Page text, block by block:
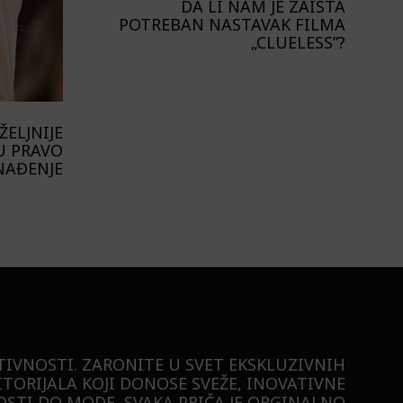
PRAVO
DA LI NAM JE ZAISTA
POTREBAN NASTAVAK FILMA
„CLUELESS”?
ZARONITE U SVET EKSKLUZIVNIH
KOJI DONOSE SVEŽE, INOVATIVNE